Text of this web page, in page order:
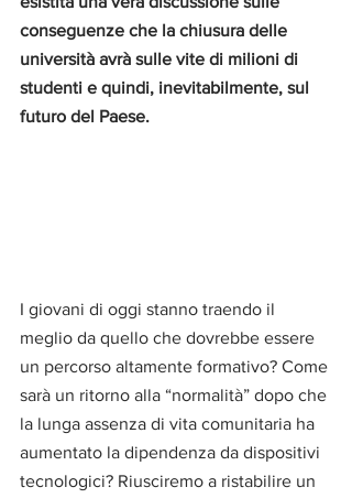
conseguenze che la chiusura delle
università avrà sulle vite di milioni di
studenti e quindi, inevitabilmente, sul
futuro del Paese.
I giovani di oggi stanno traendo il
meglio da quello che dovrebbe essere
un percorso altamente formativo? Come
sarà un ritorno alla “normalità” dopo che
la lunga assenza di vita comunitaria ha
aumentato la dipendenza da dispositivi
tecnologici? Riusciremo a ristabilire un